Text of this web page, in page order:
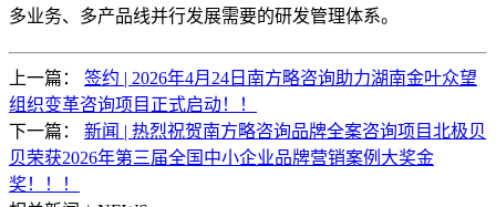
多业务、多产品线并行发展需要的研发管理体系。
上一篇： 签约 | 2026年4月24日南方略咨询助力湖南金叶众望
组织变革咨询项目正式启动！！
下一篇： 新闻 | 热烈祝贺南方略咨询品牌全案咨询项目北极贝
贝荣获2026年第三届全国中小企业品牌营销案例大奖金
奖！！！